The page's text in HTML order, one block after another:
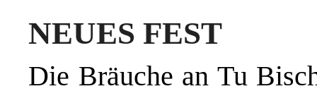
NEUES FEST
Die Bräuche an Tu